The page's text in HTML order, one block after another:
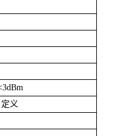
定义